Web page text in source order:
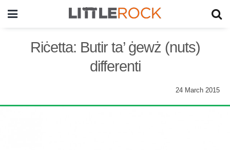
Riċetta: Butir ta’ ġewż (nuts)
differenti
24 March 2015